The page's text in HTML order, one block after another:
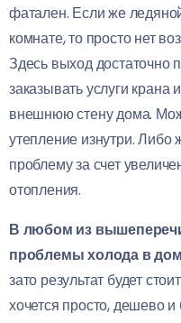
фатален. Если же
комнате, то просто нет
Здесь выход
заказывать услуги крана
внешнюю стену дома.
утепление изнутри.
проблему за счет
отопления.
В любом из
проблемы холода в
зато результат будет
хочется просто, дешево